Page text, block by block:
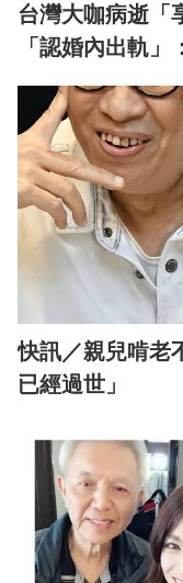
台灣大咖病逝「
「認婚內出軌
快訊／親兒啃老
已經過世」